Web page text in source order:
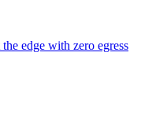
edge with zero egress